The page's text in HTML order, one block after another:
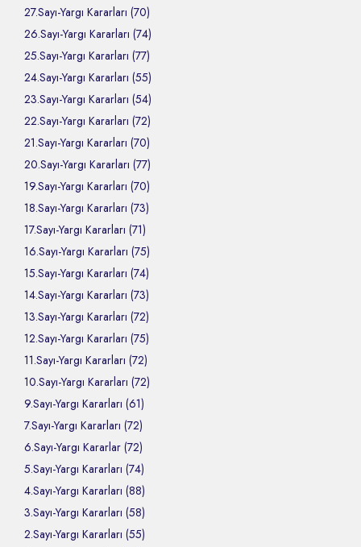
27.Sayı-Yargı Kararları (70)
26.Sayı-Yargı Kararları (74)
25.Sayı-Yargı Kararları (77)
24.Sayı-Yargı Kararları (55)
23.Sayı-Yargı Kararları (54)
22.Sayı-Yargı Kararları (72)
21.Sayı-Yargı Kararları (70)
20.Sayı-Yargı Kararları (77)
19.Sayı-Yargı Kararları (70)
18.Sayı-Yargı Kararları (73)
17.Sayı-Yargı Kararları (71)
16.Sayı-Yargı Kararları (75)
15.Sayı-Yargı Kararları (74)
14.Sayı-Yargı Kararları (73)
13.Sayı-Yargı Kararları (72)
12.Sayı-Yargı Kararları (75)
11.Sayı-Yargı Kararları (72)
10.Sayı-Yargı Kararları (72)
9.Sayı-Yargı Kararları (61)
7.Sayı-Yargı Kararları (72)
6.Sayı-Yargı Kararlar (72)
5.Sayı-Yargı Kararları (74)
4.Sayı-Yargı Kararları (88)
3.Sayı-Yargı Kararları (58)
2.Sayı-Yargı Kararları (55)